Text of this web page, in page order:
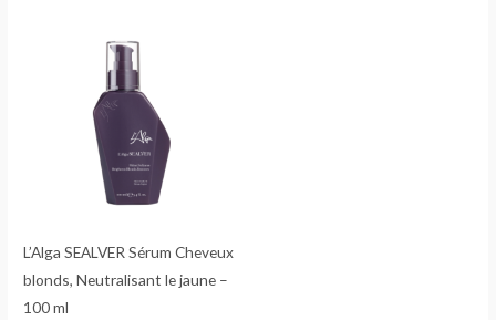
L’Alga SEALVER Sérum Cheveux
blonds, Neutralisant le jaune –
100 ml